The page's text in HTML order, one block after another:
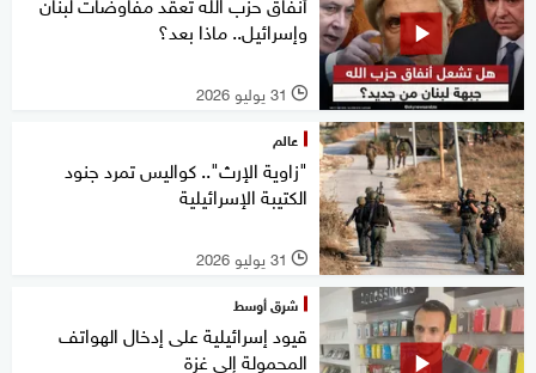
وإسرائيل.. ماذا بعد؟
l 31 يوليو 2026
عالم
"زاوية الإرث".. كواليس تمرد جنود
الكتيبة الإسرائيلية
l 31 يوليو 2026
شرق أوسط
قيود إسرائيلية على إدخال الهواتف
المحمولة إلى غزة